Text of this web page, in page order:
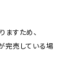
ますため、
完売している場